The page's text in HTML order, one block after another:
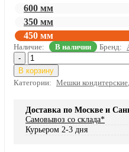
600 мм
350 мм
450 мм
Наличие: В наличии Бренд:
-
В корзину
Категории: Мешки кондитерские
Доставка по Москве и
Самовывоз со склада*
Курьером 2-3 дня